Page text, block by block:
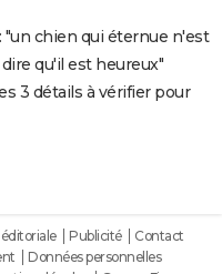
"un chien qui éternue n'est
qu'il est heureux"
3 détails à vérifier pour
Publicité
Contact
Données personnelles